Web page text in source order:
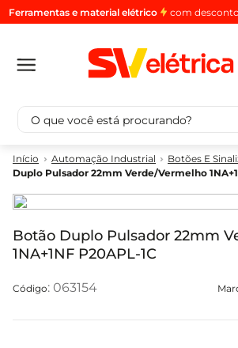
Ferramentas e material elétrico com
O que você está procurando?
Automação Industrial Botões E
Duplo Pulsador 22mm Verde/Vermelho
Botão Duplo Pulsador 22mm
1NA+1NF P20APL-1C
: 063154
Termos mais buscados
2º
luminaria
3º
tomada
4º
4
cabo pp